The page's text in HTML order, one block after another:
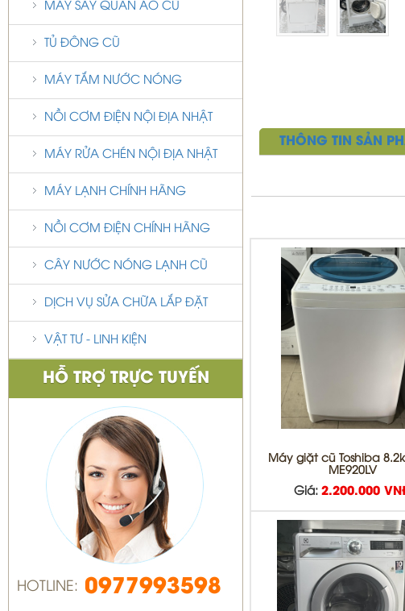
MÁY SẤY QUẦN ÁO CŨ
TỦ ĐÔNG CŨ
MÁY TẮM NƯỚC NÓNG
NỒI CƠM ĐIỆN NỘI ĐỊA NHẬT
MÁY RỬA CHÉN NỘI ĐỊA NHẬT
MÁY LẠNH CHÍNH HÃNG
NỒI CƠM ĐIỆN CHÍNH HÃNG
CÂY NƯỚC NÓNG LẠNH CŨ
DỊCH VỤ SỬA CHỮA LẮP ĐẶT
VẬT TƯ - LINH KIỆN
HỖ TRỢ TRỰC TUYẾN
HOTLINE: 0977993598
THÔNG TIN SẢN
Máy giặt cũ Toshiba
ME920LV
Giá: 2.200.000